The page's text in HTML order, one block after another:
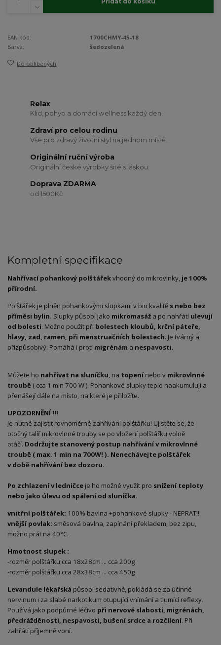
EAN kód:
1700CHMY-45-18
Barva:
šedozelená
Do oblíbených
Relax
Klid, pohyb a domácí wellness každý den.
Zdraví pro celou rodinu
Vše pro zdravý životní styl na jednom místě.
Originální ruční výroba
Originální české výrobky šité s láskou.
Doprava ZDARMA
od 1500Kč
Kompletní specifikace
Nahřívací pohankový polštářekvhodný do mikrovlnky, je 100%
přírodní.
Polštářek je plněn pohankovými slupkami v bio kvalitě s nebo bez
příměsi bylin. Slupky působí jako mikromasáž a po nahřátí ulevují
od bolesti. Možno použít při bolestech kloubů, krční páteře,
hlavy, zad, ramen, při menstruačních bolestech. Je tvárný a
přizpůsobivý. Pomáhá i proti migrénám a nespavosti.
Můžete ho nahřívat na sluníčku , na topenínebo v mikrovlnné
troubě ( cca 1 min 700 W ). Pohankové slupky teplo naakumulují a
přenášejí dále na místo, na které je přiložíte.
UPOZORNĚNÍ !!!
Je nutné zajistit rovnoměrné zahřívání polštářku! Ujistěte se, že
otočný talíř mikrovlnné trouby se po vložení polštářku volně
otáčí. Dodržujte stanovený postup nahřívání v mikrovlnné
troubě ( max. 1 min na 700W! ). Nenechávejte polštářek
v době nahřívání bez dozoru.
Po zchlazení v ledničce je ho možné využít pro snížení teploty
nebo jako úlevu od spálení od sluníčka.
vnitřní polštářek: 100% bavlna +pohankové slupky - NEPRAT!!!
vnější povlak: směsová bavlna, zapínání překladem, bez zipu,
možno prát na 40°C.
Hmotnost slupek :
-rozměr polštářku cca 18x28cm ... cca 200g
-rozměr polštářku cca 28x38cm ... cca 450g
Levandule lékařská působí sedativně, pokládá se za účinné
nervinum i za slabé narkotikum otupující vnímání a tlumící reflexy.
Používá jako podpůrné léčivo při nervové slabosti, migrénách,
předrážděnosti, nespavosti, bušení srdce a rozčílení. Při
zahřátí příjemně voní.